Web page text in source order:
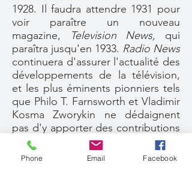
1928. Il faudra attendre 1931 pour
voir paraître un nouveau
magazine, Television News, qui
paraîtra jusqu'en 1933. Radio News
continuera d'assurer l'actualité des
développements de la télévision,
et les plus éminents pionniers tels
que Philo T. Farnsworth et Vladimir
Kosma Zworykin ne dédaignent
pas d'y apporter des contributions
pour présenter leurs travaux. Le
frère d'Hugo, Sydney, est quant à
Phone Email Facebook